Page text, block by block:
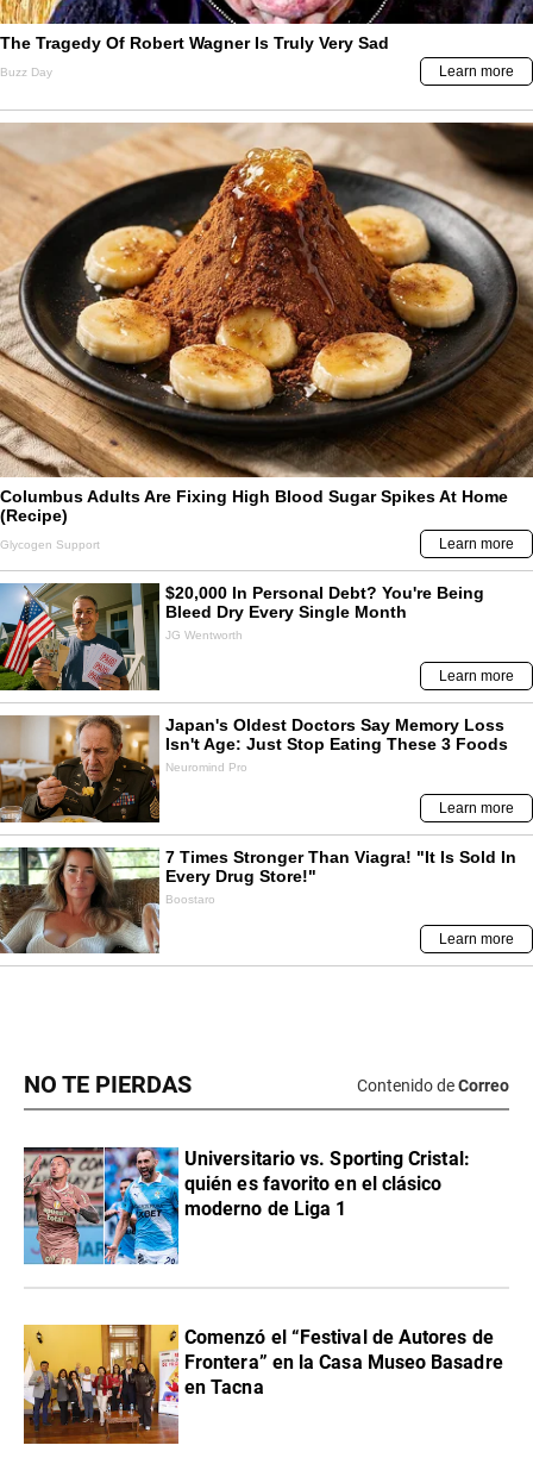
NO TE PIERDAS Contenido deCorreo
Universitario vs. Sporting Cristal:
quién es favorito en el clásico
moderno de Liga 1
Comenzó el “Festival de Autores de
Frontera” en la Casa Museo Basadre
en Tacna